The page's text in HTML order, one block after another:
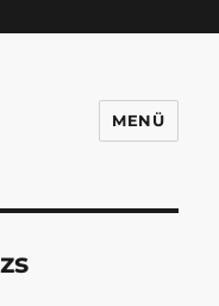
MENÜ